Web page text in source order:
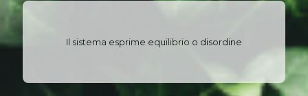
Il sistema esprime equilibrio o disordine